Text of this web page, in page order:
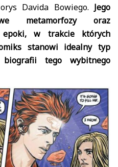
Davida Bowiego. Jego
metamorfozy oraz
epoki, w trakcie których
stanowi idealny typ
tego wybitnego